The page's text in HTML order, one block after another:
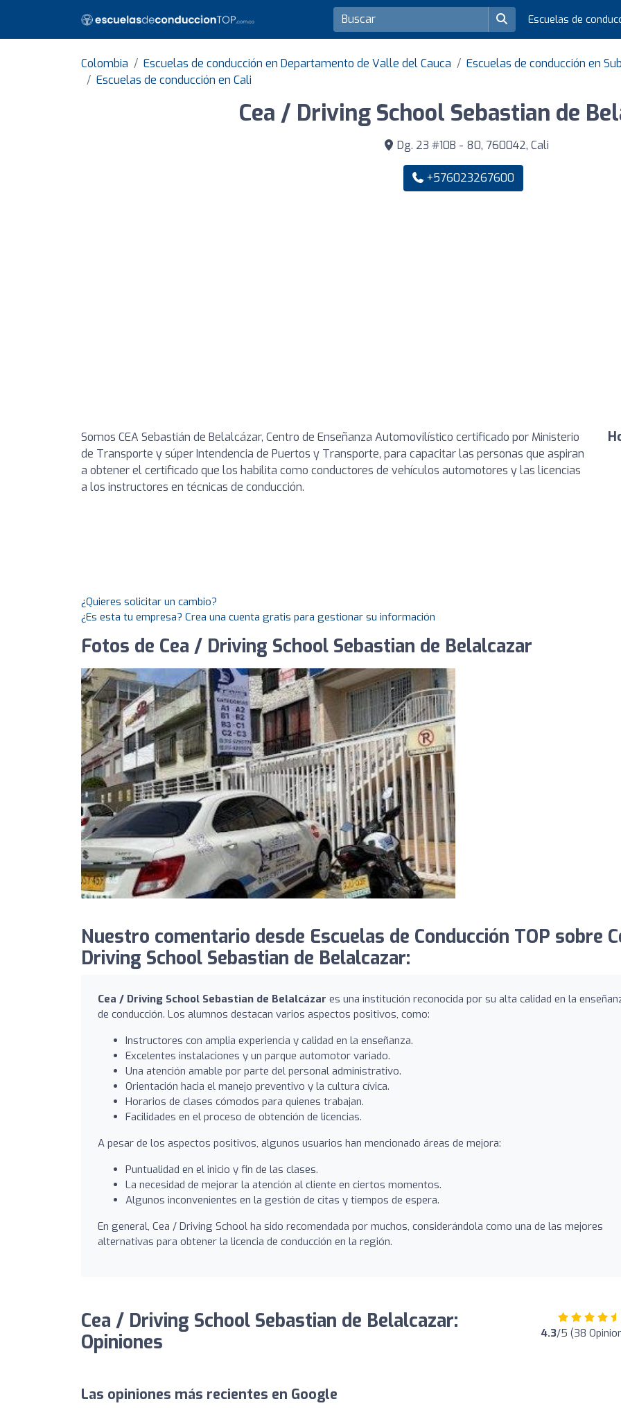
Escuelas de
Colombia Escuelas de conducción en Departamento de Valle del Cauca
Escuelas de conducción en
Escuelas de conducción en Cali
Cea / Driving School Sebastian de
Dg. 23 #10B - 80, 760042, Cali
+576023267600
Somos CEA Sebastián de Belalcázar, Centro de Enseñanza Automovilístico certificado por Ministerio
de Transporte y súper Intendencia de Puertos y Transporte, para capacitar las personas que aspiran
a obtener el certificado que los habilita como conductores de vehículos automotores y las licencias
a los instructores en técnicas de conducción.
¿Quieres solicitar un cambio?
¿Es esta tu empresa? Crea una cuenta gratis para gestionar su información
Fotos de Cea / Driving School Sebastian de Belalcazar
Nuestro comentario desde Escuelas de Conducción TOP sobre
Driving School Sebastian de Belalcazar:
Cea / Driving School Sebastian de Belalcázar es una institución reconocida por su alta calidad en la
de conducción. Los alumnos destacan varios aspectos positivos, como:
Instructores con amplia experiencia y calidad en la enseñanza.
Excelentes instalaciones y un parque automotor variado.
Una atención amable por parte del personal administrativo.
Orientación hacia el manejo preventivo y la cultura cívica.
Horarios de clases cómodos para quienes trabajan.
Facilidades en el proceso de obtención de licencias.
A pesar de los aspectos positivos, algunos usuarios han mencionado áreas de mejora:
Puntualidad en el inicio y fin de las clases.
La necesidad de mejorar la atención al cliente en ciertos momentos.
Algunos inconvenientes en la gestión de citas y tiempos de espera.
En general, Cea / Driving School ha sido recomendada por muchos, considerándola como una de las mejores
alternativas para obtener la licencia de conducción en la región.
Cea / Driving School Sebastian de Belalcazar:
Opiniones
4.3/5 (38
Las opiniones más recientes en Google